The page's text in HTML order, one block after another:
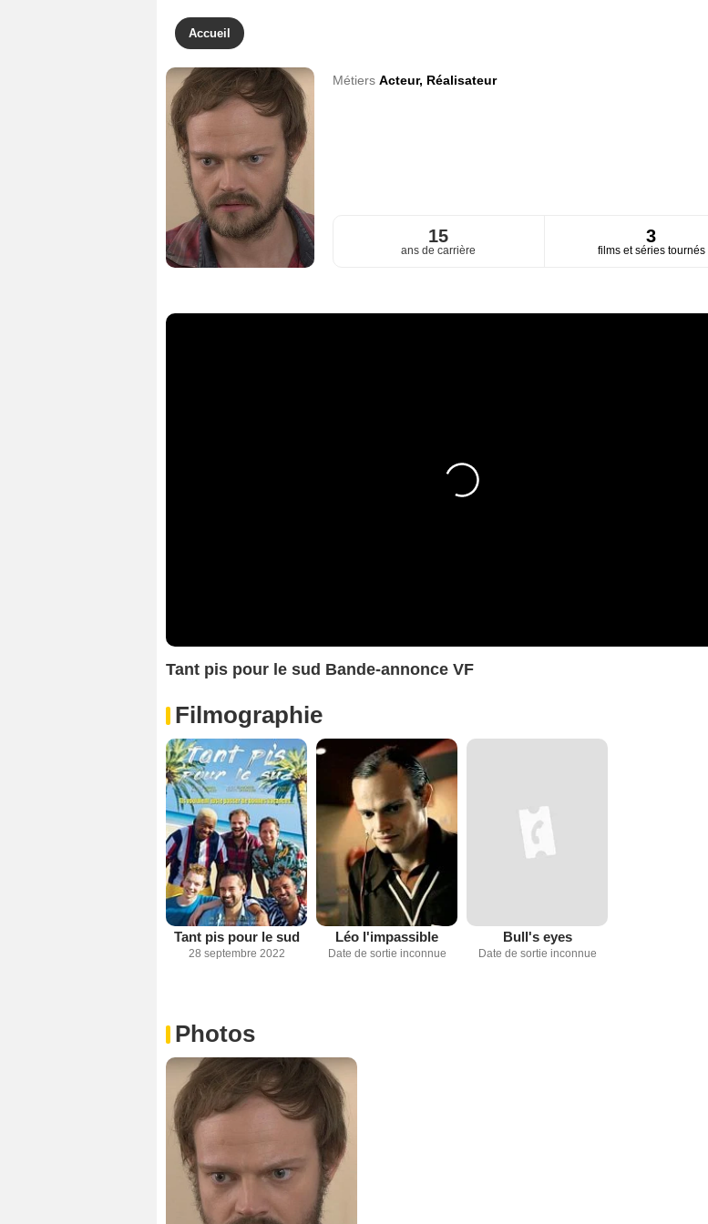
Accueil
Métiers Acteur, Réalisateur
15
ans de carrière
3
films et séries tournés
Tant pis pour le sud Bande-annonce VF
Filmographie
Tant pis pour le sud
28 septembre 2022
Léo l'impassible
Date de sortie inconnue
Bull's eyes
Date de sortie inconnue
Photos